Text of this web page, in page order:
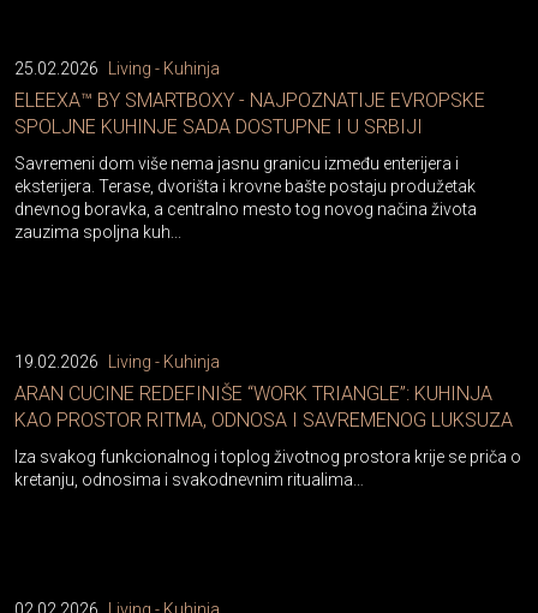
25.02.2026 Living - Kuhinja
ELEEXA™ BY SMARTBOXY - NAJPOZNATIJE EVROPSKE
SPOLJNE KUHINJE SADA DOSTUPNE I U SRBIJI
Savremeni dom više nema jasnu granicu između enterijera i
eksterijera. Terase, dvorišta i krovne bašte postaju produžetak
dnevnog boravka, a centralno mesto tog novog načina života
zauzima spoljna kuh...
19.02.2026 Living - Kuhinja
ARAN CUCINE REDEFINIŠE “WORK TRIANGLE”: KUHINJA
KAO PROSTOR RITMA, ODNOSA I SAVREMENOG LUKSUZA
Iza svakog funkcionalnog i toplog životnog prostora krije se priča o
kretanju, odnosima i svakodnevnim ritualima…
02.02.2026 Living - Kuhinja